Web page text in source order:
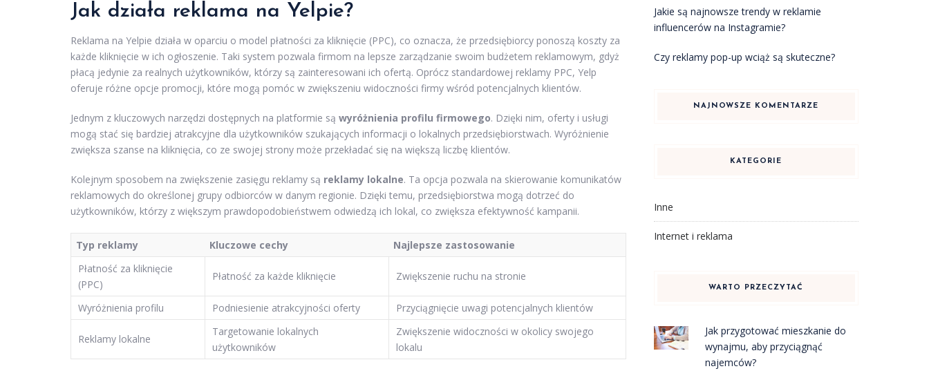
Jak działa reklama na Yelpie?
Reklama na Yelpie działa w oparciu o model płatności za kliknięcie (PPC), co oznacza, że przedsiębiorcy ponoszą koszty za
każde kliknięcie w ich ogłoszenie. Taki system pozwala firmom na lepsze zarządzanie swoim budżetem reklamowym, gdyż
płacą jedynie za realnych użytkowników, którzy są zainteresowani ich ofertą. Oprócz standardowej reklamy PPC, Yelp
oferuje różne opcje promocji, które mogą pomóc w zwiększeniu widoczności firmy wśród potencjalnych klientów.
Jednym z kluczowych narzędzi dostępnych na platformie są wyróżnienia profilu firmowego. Dzięki nim, oferty i usługi
mogą stać się bardziej atrakcyjne dla użytkowników szukających informacji o lokalnych przedsiębiorstwach. Wyróżnienie
zwiększa szanse na kliknięcia, co ze swojej strony może przekładać się na większą liczbę klientów.
Kolejnym sposobem na zwiększenie zasięgu reklamy są reklamy lokalne. Ta opcja pozwala na skierowanie komunikatów
reklamowych do określonej grupy odbiorców w danym regionie. Dzięki temu, przedsiębiorstwa mogą dotrzeć do
użytkowników, którzy z większym prawdopodobieństwem odwiedzą ich lokal, co zwiększa efektywność kampanii.
Typ reklamy Kluczowe cechy
Najlepsze zastosowanie
Płatność za kliknięcie
(PPC)
Płatność za każde kliknięcie Zwiększenie ruchu na stronie
Wyróżnienia profilu Podniesienie atrakcyjności oferty Przyciągnięcie uwagi potencjalnych klientów
Reklamy lokalne
Targetowanie lokalnych
użytkowników
Zwiększenie widoczności w okolicy swojego
lokalu
Jakie są najnowsze trendy w reklamie
influencerów na Instagramie?
Czy reklamy pop-up wciąż są skuteczne?
NAJNOWSZE KOMENTARZE
KATEGORIE
Inne
Internet i reklama
WARTO PRZECZYTAĆ
Jak przygotować mieszkanie do
wynajmu, aby przyciągnąć
najemców?